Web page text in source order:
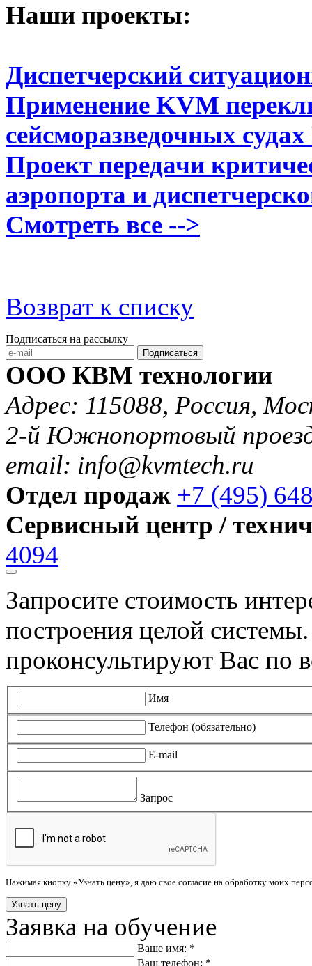
Наши проекты:
Диспетчерский
Применение KVM
сейсморазведочных
Проект передачи
аэропорта и
Смотреть все -->
Возврат к списку
Подписаться на рассылку
Подписаться
ООО КВМ технологии
Адрес: 115088, Россия,
2-й Южнопортовый
email: info@kvmtech.ru
Отдел продаж +7 (495)
Сервисный центр /
4094
Запросите стоимость
построения целой
проконсультируют Вас по
Имя
Телефон (обязательно)
E-mail
Запрос
Нажимая кнопку «Узнать цену», я даю свое согласие на обработку моих
Заявка на обучение
Ваше имя: *
Ваш телефон: *